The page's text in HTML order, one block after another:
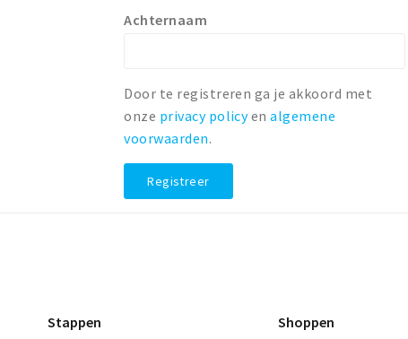
Achternaam
Door te registreren ga je akkoord met
onze privacy policyenalgemene
voorwaarden.
Registreer
Stappen Shoppen